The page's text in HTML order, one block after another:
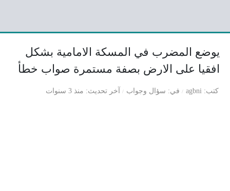
يوضع المضرب في المسكة الامامية بشكل
افقيا على الارض بصفة مستمرة صواب خطأ
كتب agbni في سؤال وجواب آخر تحديث منذ 3 سنوات